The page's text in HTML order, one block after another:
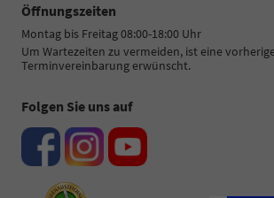
Öffnungszeiten
Montag bis Freitag 08:00-18:00 Uhr
Um Wartezeiten zu vermeiden, ist eine
Terminvereinbarung erwünscht.
Folgen Sie uns auf